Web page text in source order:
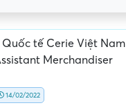
tế Cerie Việt Nam
Merchandiser
14/02/2022